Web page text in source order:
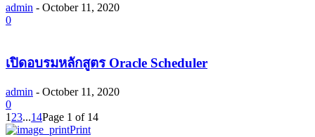
admin - October 11, 2020
0
เปิดอบรมหลักสูตร Oracle Scheduler
admin - October 11, 2020
0
1 23...14Page 1 of 14
Print